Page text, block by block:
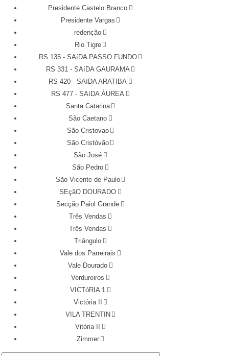
Presidente Castelo Branco
Presidente Vargas
redenção
Rio Tigre
RS 135 - SAíDA PASSO FUNDO
RS 331 - SAíDA GAURAMA
RS 420 - SAíDA ARATIBA
RS 477 - SAíDA ÁUREA
Santa Catarina
São Caetano
São Cristovao
São Cristóvão
São José
São Pedro
São Vicente de Paulo
SEçãO DOURADO
Secção Paiol Grande
Três Vendas
Três Vendas
Triângulo
Vale dos Parreirais
Vale Dourado
Verdureiros
VICTóRIA 1
Victória II
VILA TRENTIN
Vitória II
Zimmer